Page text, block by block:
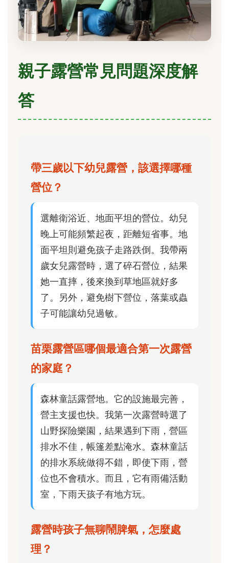
親子露營常見問題深度解
答
帶三歲以下幼兒露營，該選擇哪種
營位？
選離衛浴近、地面平坦的營位。幼兒
晚上可能頻繁起夜，距離短省事。地
面平坦則避免孩子走路跌倒。我帶兩
歲女兒露營時，選了碎石營位，結果
她一直摔，後來換到草地區就好多
了。另外，避免樹下營位，落葉或蟲
子可能讓幼兒過敏。
苗栗露營區哪個最適合第一次露營
的家庭？
森林童話露營地。它的設施最完善，
營主支援也快。我第一次露營時選了
山野探險樂園，結果遇到下雨，營區
排水不佳，帳篷差點淹水。森林童話
的排水系統做得不錯，即使下雨，營
位也不會積水。而且，它有雨備活動
室，下雨天孩子有地方玩。
露營時孩子無聊鬧脾氣，怎麼處
理？